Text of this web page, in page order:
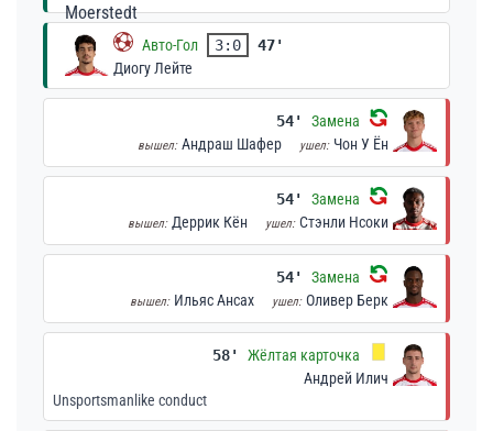
Авто-Гол 3:0
47'
Диогу Лейте
54' Замена
вышел: Андраш Шафер ушел: Чон У Ён
54' Замена
вышел: Деррик Кён ушел: Стэнли Нсоки
54' Замена
вышел: Ильяс Ансах ушел: Оливер Берк
58'
Жёлтая карточка
Андрей Илич
Unsportsmanlike conduct